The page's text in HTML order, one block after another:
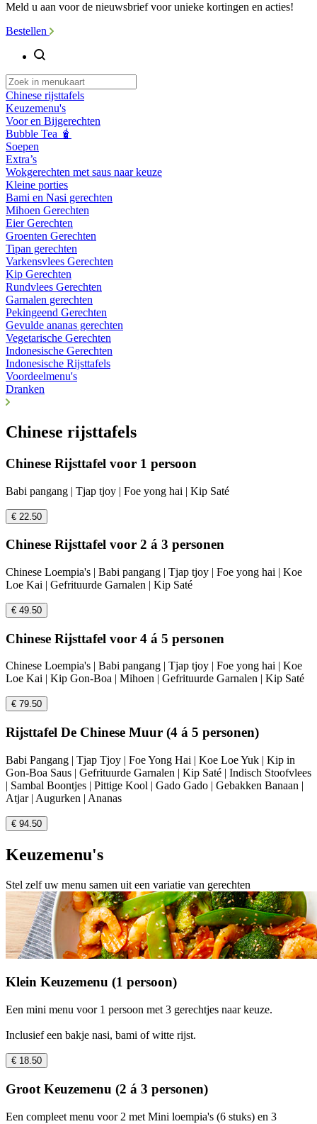
Meld u aan voor de nieuwsbrief voor unieke kortingen en acties!
Bestellen
Chinese rijsttafels
Keuzemenu's
Voor en Bijgerechten
Bubble Tea 🧋
Soepen
Extra’s
Wokgerechten met saus naar keuze
Kleine porties
Bami en Nasi gerechten
Mihoen Gerechten
Eier Gerechten
Groenten Gerechten
Tipan gerechten
Varkensvlees Gerechten
Kip Gerechten
Rundvlees Gerechten
Garnalen gerechten
Pekingeend Gerechten
Gevulde ananas gerechten
Vegetarische Gerechten
Indonesische Gerechten
Indonesische Rijsttafels
Voordeelmenu's
Dranken
Chinese rijsttafels
Chinese Rijsttafel voor 1 persoon
Babi pangang | Tjap tjoy | Foe yong hai | Kip Saté
€ 22.50
Chinese Rijsttafel voor 2 á 3 personen
Chinese Loempia's | Babi pangang | Tjap tjoy | Foe yong hai | Koe
Loe Kai | Gefrituurde Garnalen | Kip Saté
€ 49.50
Chinese Rijsttafel voor 4 á 5 personen
Chinese Loempia's | Babi pangang | Tjap tjoy | Foe yong hai | Koe
Loe Kai | Kip Gon-Boa | Mihoen | Gefrituurde Garnalen | Kip Saté
€ 79.50
Rijsttafel De Chinese Muur (4 á 5 personen)
Babi Pangang | Tjap Tjoy | Foe Yong Hai | Koe Loe Yuk | Kip in
Gon-Boa Saus | Gefrituurde Garnalen | Kip Saté | Indisch Stoofvlees
| Sambal Boontjes | Pittige Kool | Gado Gado | Gebakken Banaan |
Atjar | Augurken | Ananas
€ 94.50
Keuzemenu's
Stel zelf uw menu samen uit een variatie van gerechten
Klein Keuzemenu (1 persoon)
Een mini menu voor 1 persoon met 3 gerechtjes naar keuze.
Inclusief een bakje nasi, bami of witte rijst.
€ 18.50
Groot Keuzemenu (2 á 3 personen)
Een compleet menu voor 2 met Mini loempia's (6 stuks) en 3